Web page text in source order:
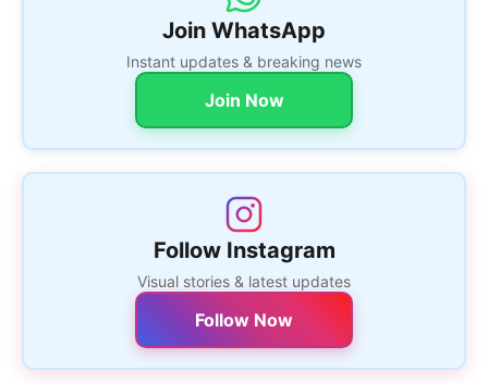
Join WhatsApp
Instant updates & breaking news
Join Now
Follow Instagram
Visual stories & latest updates
Follow Now